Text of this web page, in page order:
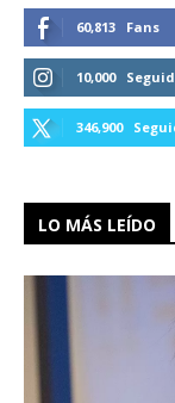
60,813 Fans
10,000
346,900
LO MÁS LEÍDO